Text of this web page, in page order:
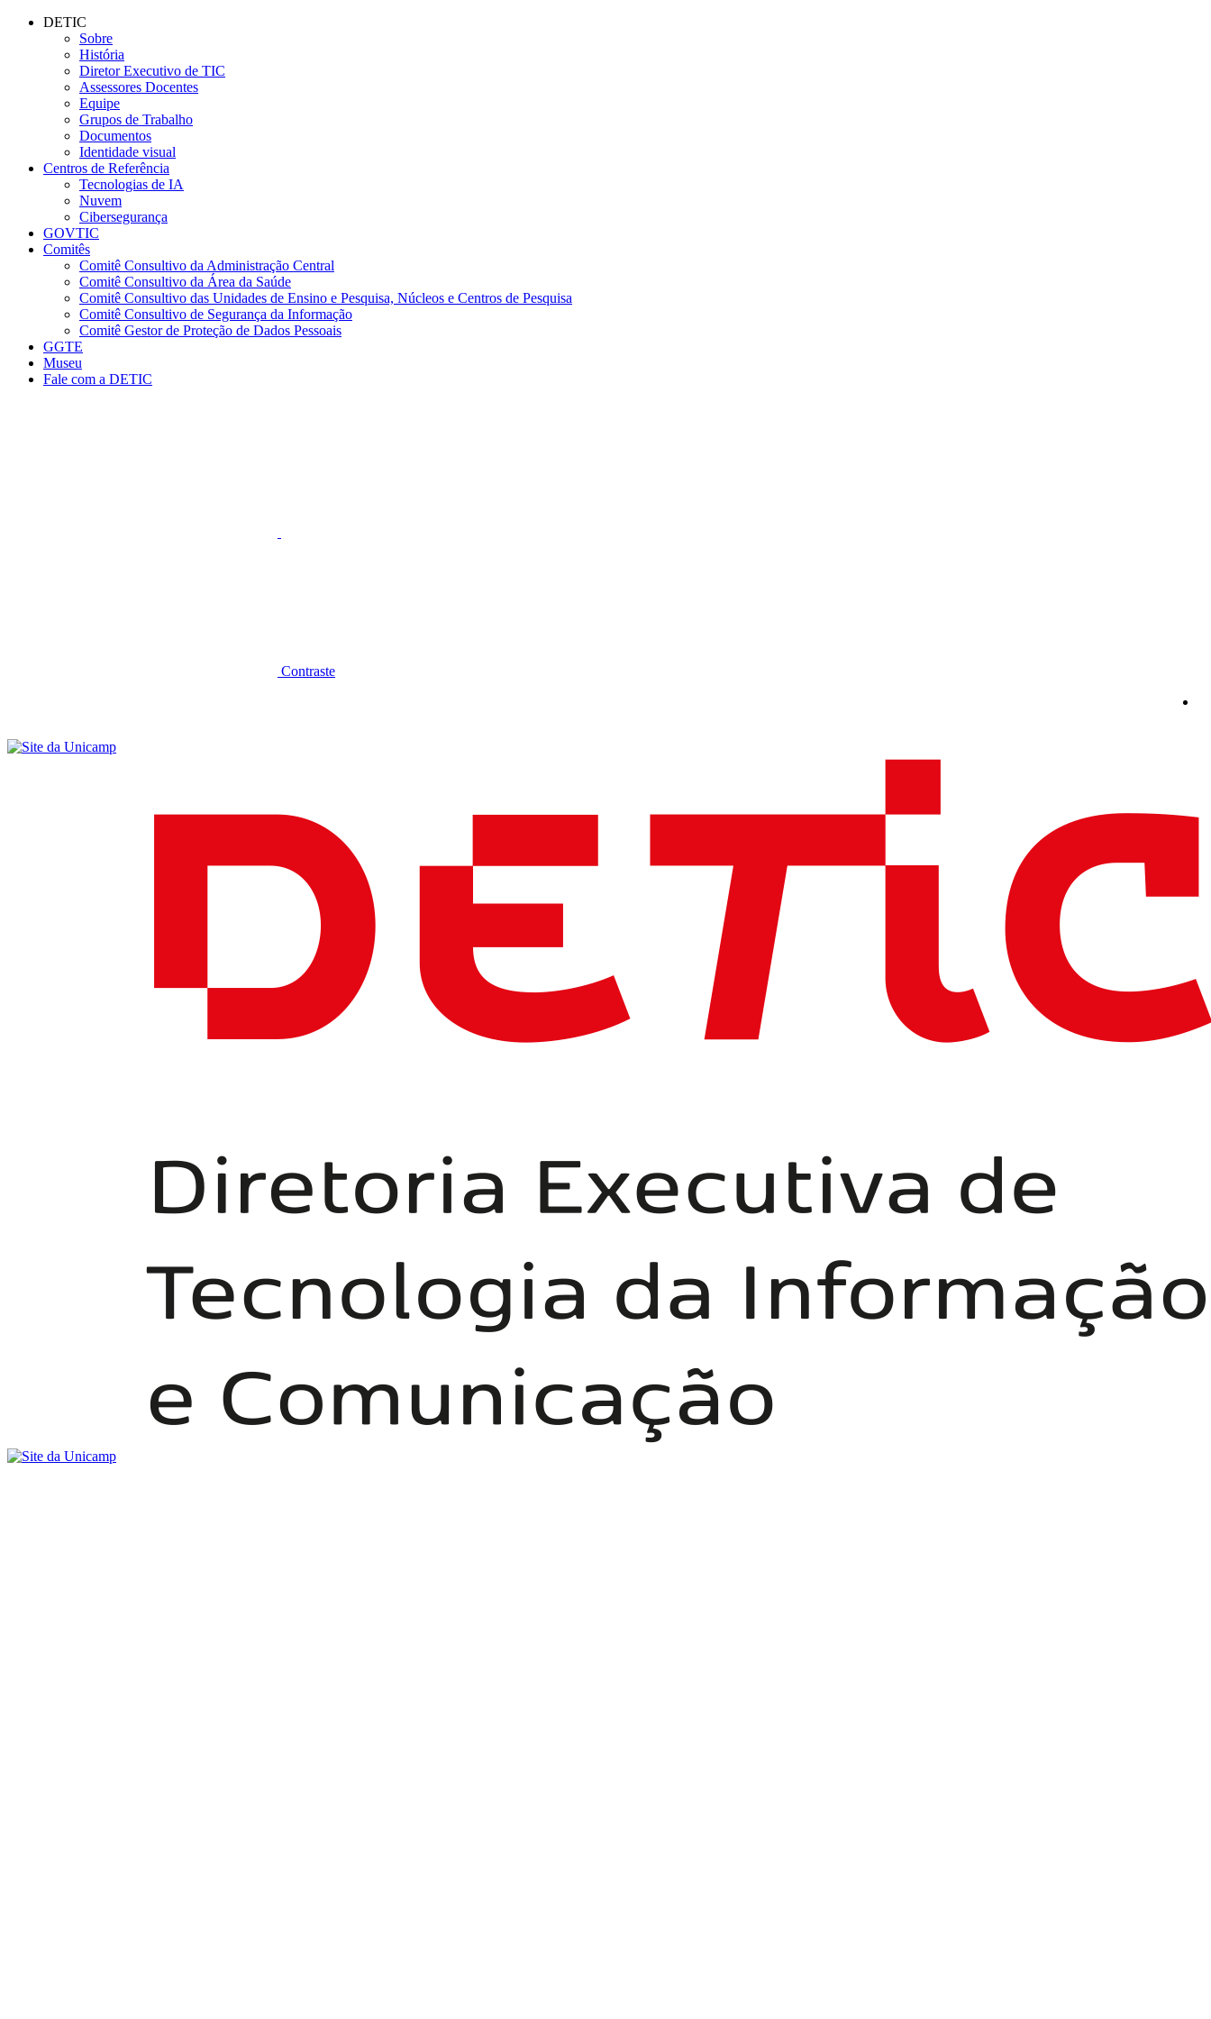
Conteúdo principal
DETIC
Sobre
História
Diretor Executivo de TIC
Assessores Docentes
Equipe
Grupos de Trabalho
Documentos
Identidade visual
Centros de Referência
Tecnologias de IA
Nuvem
Cibersegurança
GOVTIC
Comitês
Comitê Consultivo da Administração Central
Comitê Consultivo da Área da Saúde
Comitê Consultivo das Unidades de Ensino e Pesquisa, Núcleos e Centros de Pesquisa
Comitê Consultivo de Segurança da Informação
Comitê Gestor de Proteção de Dados Pessoais
GGTE
Museu
Fale com a DETIC
Contraste